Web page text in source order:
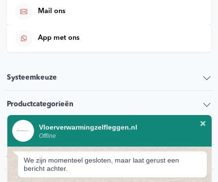
Mail ons
App met ons
Systeemkeuze
Productcategorieën
Klantenservice
Contact
Vloerverwarmingzelfleggen.nl
Offline
We zijn momenteel gesloten, maar laat gerust een
bericht achter.